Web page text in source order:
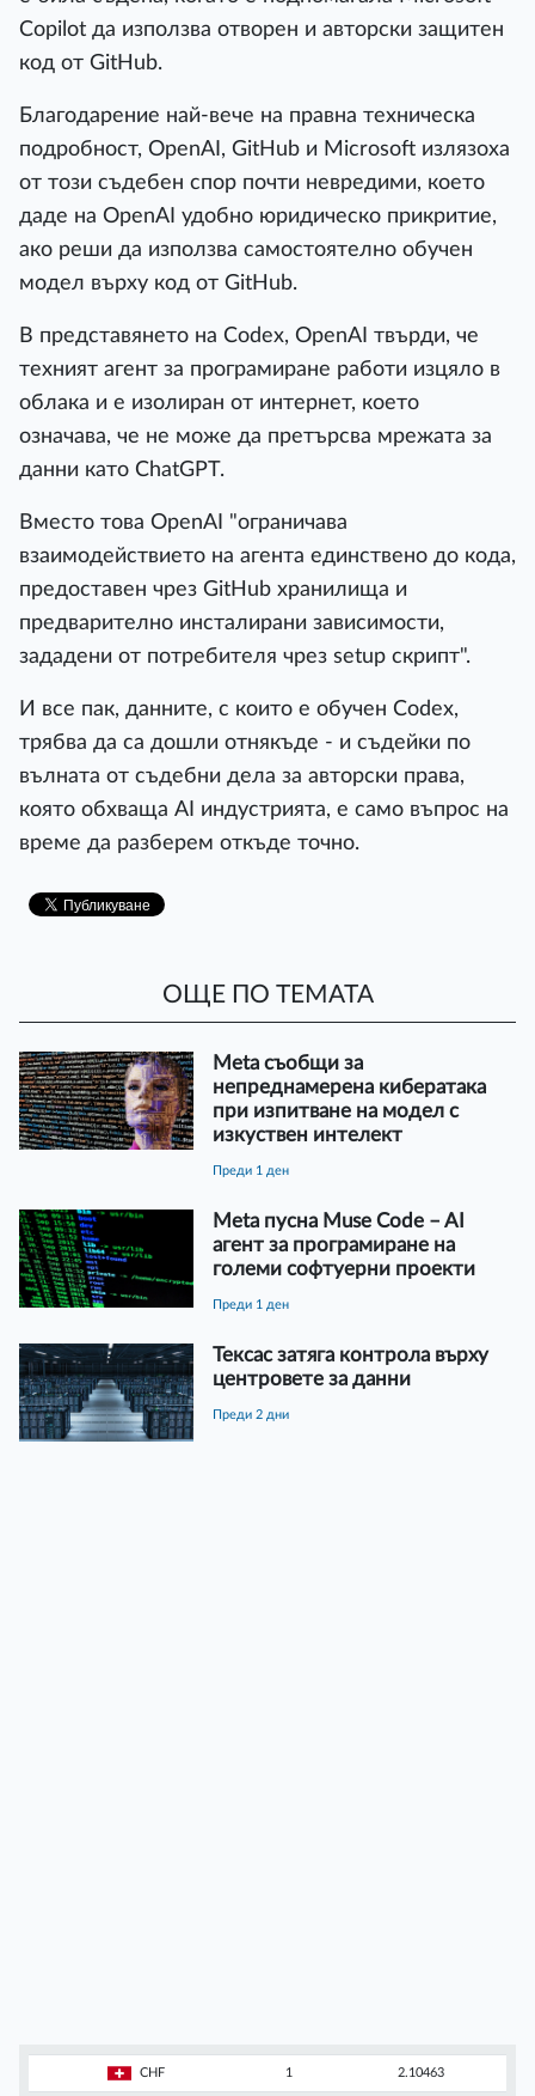
Copilot да използва отворен и авторски защитен
код от GitHub.
Благодарение най-вече на правна техническа
подробност, OpenAI, GitHub и Microsoft излязоха
от този съдебен спор почти невредими, което
даде на OpenAI удобно юридическо прикритие,
ако реши да използва самостоятелно обучен
модел върху код от GitHub.
В представянето на Codex, OpenAI твърди, че
техният агент за програмиране работи изцяло в
облака и е изолиран от интернет, което
означава, че не може да претърсва мрежата за
данни като ChatGPT.
Вместо това OpenAI "ограничава
взаимодействието на агента единствено до кода,
предоставен чрез GitHub хранилища и
предварително инсталирани зависимости,
зададени от потребителя чрез setup скрипт".
И все пак, данните, с които е обучен Codex,
трябва да са дошли отнякъде - и съдейки по
вълната от съдебни дела за авторски права,
която обхваща AI индустрията, е само въпрос на
време да разберем откъде точно.
ОЩЕ ПО ТЕМАТА
Meta съобщи за
непреднамерена кибератака
при изпитване на модел с
изкуствен интелект
преди 1 ден
Meta пусна Muse Code – AI
агент за програмиране на
големи софтуерни проекти
преди 1 ден
Тексас затяга контрола върху
центровете за данни
преди 2 дни
CHF 1 2.10463